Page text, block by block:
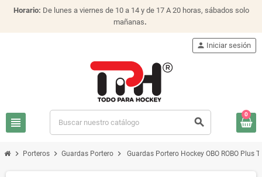
Horario: De lunes a viernes de 10 a 14 y de 17 A 20 horas, sábados solo
mañanas.
view_headline search
person Iniciar sesión
0
chevron_right Porteros chevron_right Guardas Portero chevron_right Guardas Portero Hockey OBO ROBO Plus